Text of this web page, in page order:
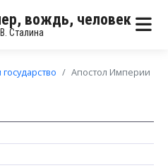
вождь, человек
Сталина
Апостол Империи